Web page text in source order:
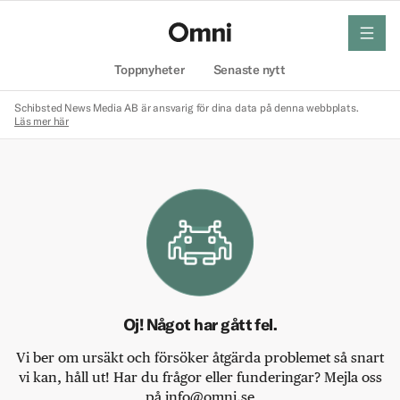
Toppnyheter Senaste nytt
meny
Schibsted News Media AB är ansvarig för dina data på denna webbplats.
Läs mer här
Oj! Något har gått fel.
Vi ber om ursäkt och försöker åtgärda problemet så snart
vi kan, håll ut! Har du frågor eller funderingar? Mejla oss